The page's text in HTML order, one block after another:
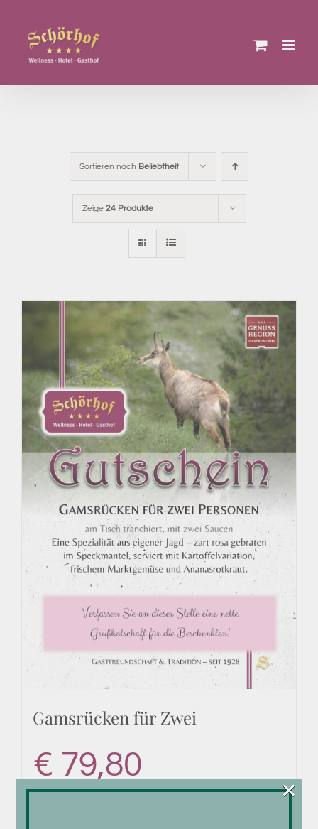
springen
Sortieren nach Beliebtheit
Zeige 24 Produkte
Gamsrücken für Zwei
€ 79,80
×